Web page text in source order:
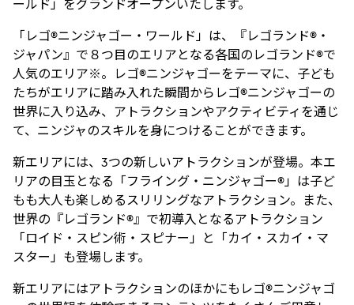
ールド」をグランドオープンいたします。
「レゴ®ニンジャゴー・ワールド」は、『レゴランド®・
ジャパン』で８つ目のエリアとなる各国のレゴランド®で
人気のエリア※。レゴ®ニンジャゴーをテーマに、子ども
たちがエリアに踏み入れた瞬間からレゴ®ニンジャゴーの
世界に入り込み、アトラクションやアクティビティを通じ
て、ニンジャのスキルを身につけることができます。
新エリアには、3つの新しいアトラクションが登場。本エ
リアの目玉となる「フライング・ニンジャゴー®」は子ど
もも大人も楽しめるスリリングなアトラクション。また、
世界の『レゴランド®』で初導入となるアトラクション
「ロイド・スピン術・スピナー」と「カイ・スカイ・マ
スター」も登場します。
新エリアにはアトラクションのほかにもレゴ®ニンジャゴ